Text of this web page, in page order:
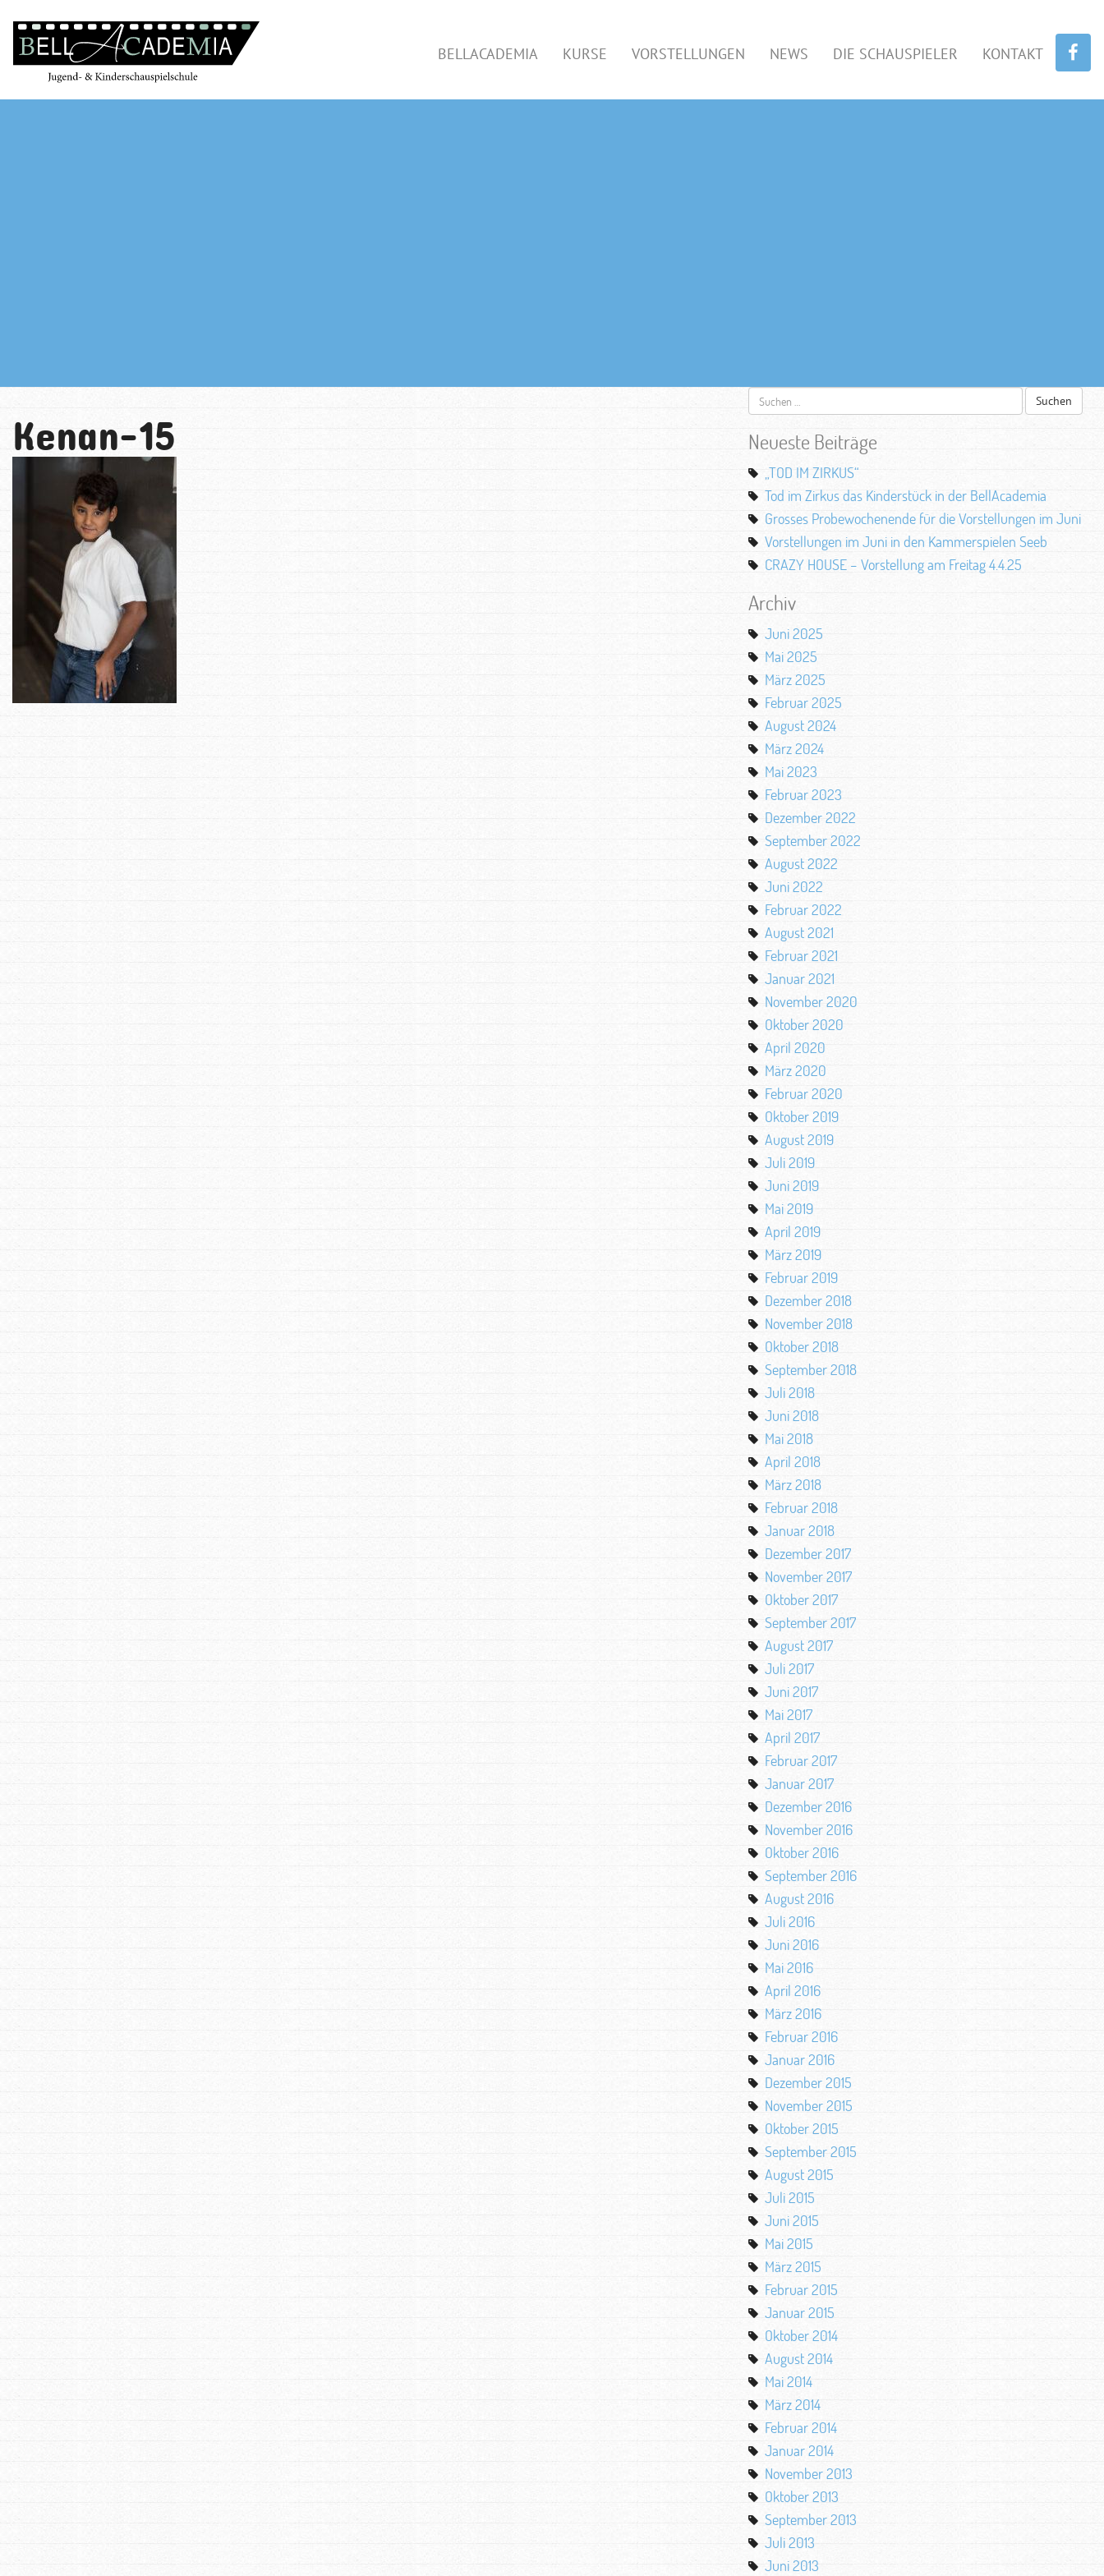
BELLACADEMIA KURSE VORSTELLUNGEN NEWS DIE SCHAUSPIELER KONTAKT
Kenan-15
Suchen
nach:
Neueste Beiträge
„TOD IM ZIRKUS“
Tod im Zirkus das Kinderstück in der BellAcademia
Grosses Probewochenende für die Vorstellungen im Juni
Vorstellungen im Juni in den Kammerspielen Seeb
CRAZY HOUSE – Vorstellung am Freitag 4.4.25
Archiv
Juni 2025
Mai 2025
März 2025
Februar 2025
August 2024
März 2024
Mai 2023
Februar 2023
Dezember 2022
September 2022
August 2022
Juni 2022
Februar 2022
August 2021
Februar 2021
Januar 2021
November 2020
Oktober 2020
April 2020
März 2020
Februar 2020
Oktober 2019
August 2019
Juli 2019
Juni 2019
Mai 2019
April 2019
März 2019
Februar 2019
Dezember 2018
November 2018
Oktober 2018
September 2018
Juli 2018
Juni 2018
Mai 2018
April 2018
März 2018
Februar 2018
Januar 2018
Dezember 2017
November 2017
Oktober 2017
September 2017
August 2017
Juli 2017
Juni 2017
Mai 2017
April 2017
Februar 2017
Januar 2017
Dezember 2016
November 2016
Oktober 2016
September 2016
August 2016
Juli 2016
Juni 2016
Mai 2016
April 2016
März 2016
Februar 2016
Januar 2016
Dezember 2015
November 2015
Oktober 2015
September 2015
August 2015
Juli 2015
Juni 2015
Mai 2015
März 2015
Februar 2015
Januar 2015
Oktober 2014
August 2014
Mai 2014
März 2014
Februar 2014
Januar 2014
November 2013
Oktober 2013
September 2013
Juli 2013
Juni 2013